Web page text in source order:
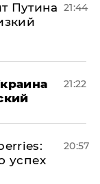
Путина 21:44
21:22
успех
20:57